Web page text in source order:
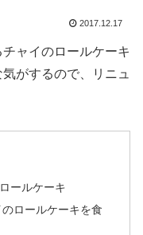
2017.12.17
ャイのロールケーキ
がするので、リニュ
ールケーキ
ロールケーキを食